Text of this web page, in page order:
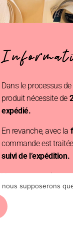
Une
supposerons
Dans le processus de
produit nécessite de
expédié.
En revanche, avec la
commande est
suivi de l’expédition.
Vous pouvez ajouter
paiement